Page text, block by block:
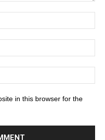
in this browser for the